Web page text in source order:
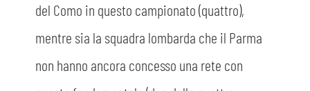
del Como in questo campionato (quattro),
mentre sia la squadra lombarda che il Parma
non hanno ancora concesso una rete con